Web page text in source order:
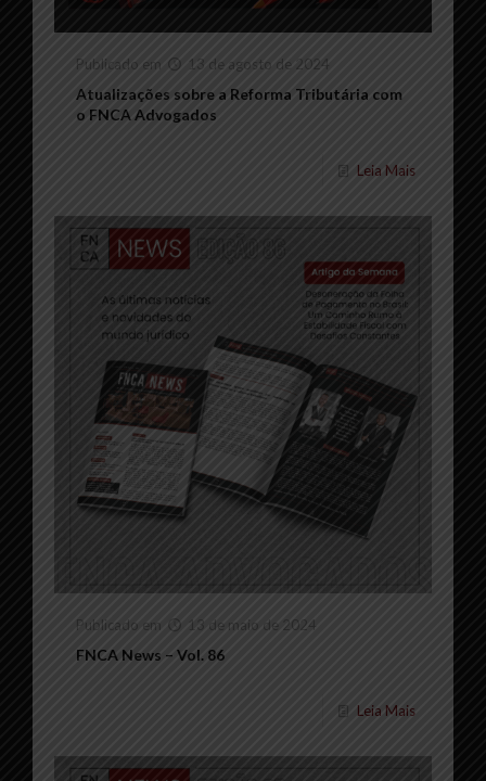
Publicado em 13 de agosto de 2024
Atualizações sobre a Reforma Tributária com
o FNCA Advogados
Leia Mais
Publicado em 13 de maio de 2024
FNCA News – Vol. 86
Leia Mais